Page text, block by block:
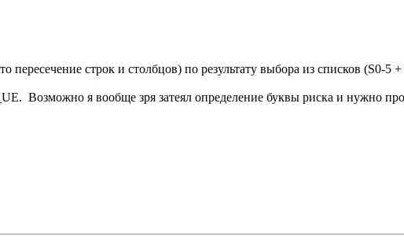
строк и столбцов) по результату выбора из списков (S0-5
Возможно я вообще зря затеял определение буквы риска и нужно